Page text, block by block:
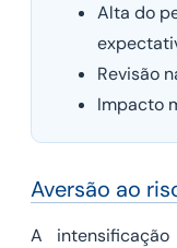
Alta do
Revisão
Impacto
Aversão ao
A